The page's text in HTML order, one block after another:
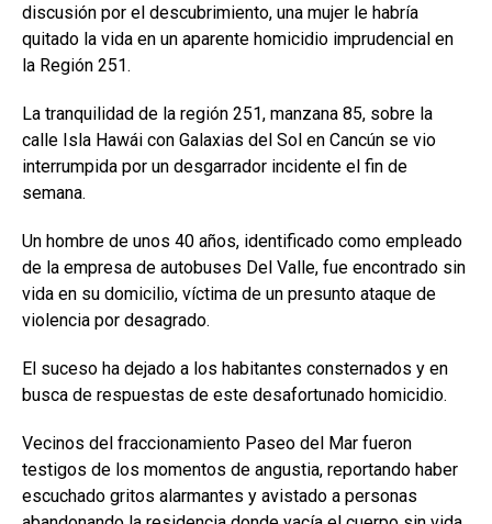
discusión por el descubrimiento, una mujer le habría
quitado la vida en un aparente homicidio imprudencial en
la Región 251.
La tranquilidad de la región 251, manzana 85, sobre la
calle Isla Hawái con Galaxias del Sol en Cancún se vio
interrumpida por un desgarrador incidente el fin de
semana.
Un hombre de unos 40 años, identificado como empleado
de la empresa de autobuses Del Valle, fue encontrado sin
vida en su domicilio, víctima de un presunto ataque de
violencia por desagrado.
El suceso ha dejado a los habitantes consternados y en
busca de respuestas de este desafortunado homicidio.
Vecinos del fraccionamiento Paseo del Mar fueron
testigos de los momentos de angustia, reportando haber
escuchado gritos alarmantes y avistado a personas